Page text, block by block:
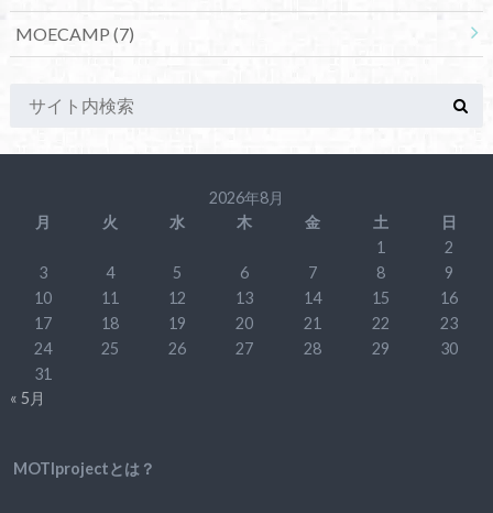
MOECAMP (7)
2026年8月
月
火 水 木 金 土
日
1
2
3
4 5 6 7 8
9
10
11 12 13 14 15
16
17
18 19 20 21 22
23
24
25 26 27 28 29
30
31
« 5月
MOTIprojectとは？